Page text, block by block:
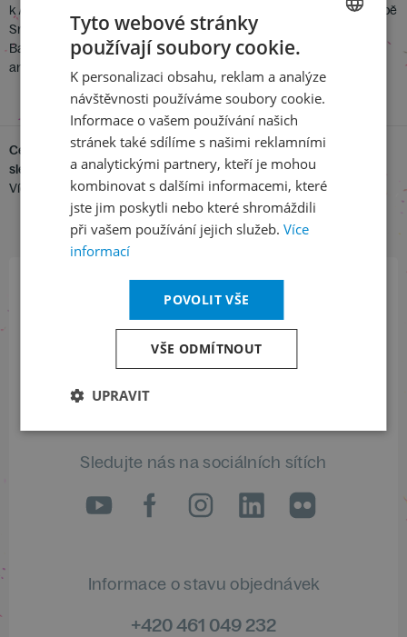
kMé vlasti
. Téma „vlasti“ je v dnešní době stejně aktuální, jako v době
Smetanově. Úzce se přitom dotýká i samotného Daniela
Barenboima, který je známý svým světoobčanstvím a aktivním
angažmá v hledání mírového řešení palestinsko-izraelské otázky.
Cestujte na Pražské jaro vlakem Českých drah a získejte 50 %
slevu na jízdném!
Více informací o projektuVLAK+ Pražské jaro
Přihlaste se k našemu newsletteru
a buďte jako první v obraze
Sledujte nás na sociálních sítích
LinkedIn
flickr
Informace o stavu objednávek
+420 461 049 232
ENGLISH
Tyto webové stránky
používají soubory cookie.
K personalizaci obsahu, reklam a analýze
návštěvnosti používáme soubory cookie.
Informace o vašem používání našich
stránek také sdílíme s našimi reklamními
a analytickými partnery, kteří je mohou
kombinovat s dalšími informacemi, které
jste jim poskytli nebo které shromáždili
při vašem používání jejich služeb. Více
informací
POVOLIT VŠE
VŠE ODMÍTNOUT
UPRAVIT